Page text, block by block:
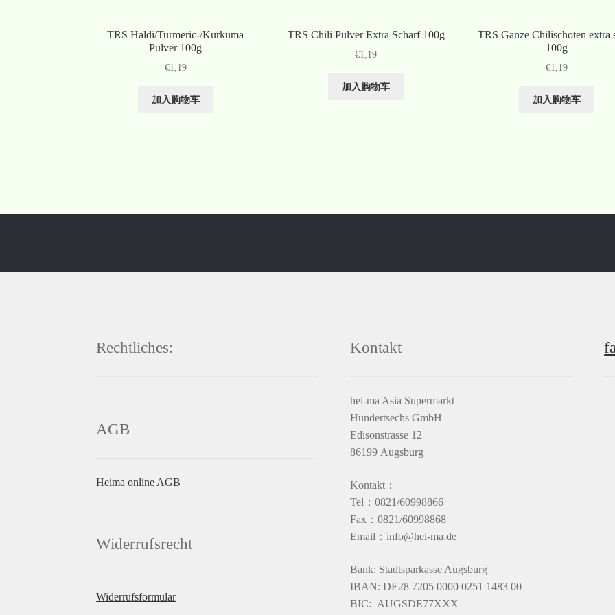
TRS Haldi/Turmeric-/Kurkuma
Pulver 100g
€1,19
加入购物车
TRS Chili Pulver Extra Scharf 100g
€1,19
加入购物车
TRS Ganze Chilischoten extra
100g
€1,19
加入购物车
Rechtliches:
AGB
Heima online AGB
Widerrufsrecht
Widerrufsformular
Kontakt
hei-ma Asia Supermarkt
Hundertsechs GmbH
Edisonstrasse 12
86199 Augsburg
Kontakt：
Tel：0821/60998866
Fax：0821/60998868
Email：info@hei-ma.de
Bank: Stadtsparkasse Augsburg
IBAN: DE28 7205 0000 0251 1483 00
BIC: AUGSDE77XXX